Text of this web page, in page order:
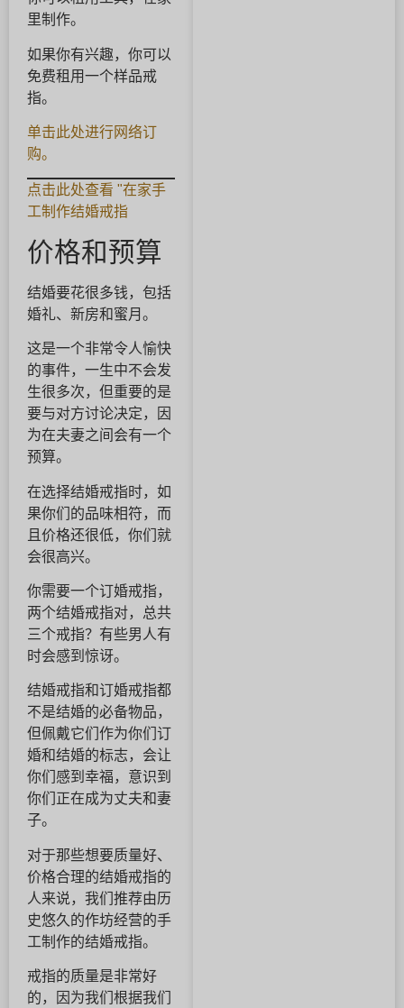
里制作。
如果你有兴趣，你可以
免费租用一个样品戒
指。
单击此处进行网络订
购。
点击此处查看 "在家手
工制作结婚戒指
价格和预算
结婚要花很多钱，包括
婚礼、新房和蜜月。
这是一个非常令人愉快
的事件，一生中不会发
生很多次，但重要的是
要与对方讨论决定，因
为在夫妻之间会有一个
预算。
在选择结婚戒指时，如
果你们的品味相符，而
且价格还很低，你们就
会很高兴。
你需要一个订婚戒指，
两个结婚戒指对，总共
三个戒指？有些男人有
时会感到惊讶。
结婚戒指和订婚戒指都
不是结婚的必备物品，
但佩戴它们作为你们订
婚和结婚的标志，会让
你们感到幸福，意识到
你们正在成为丈夫和妻
子。
对于那些想要质量好、
价格合理的结婚戒指的
人来说，我们推荐由历
史悠久的作坊经营的手
工制作的结婚戒指。
戒指的质量是非常好
的，因为我们根据我们